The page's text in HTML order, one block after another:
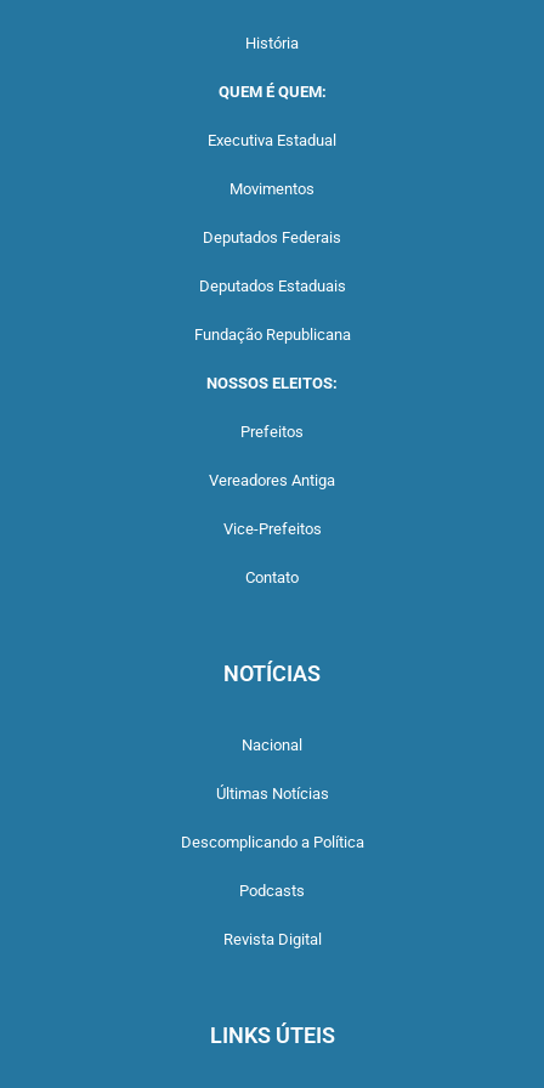
História
QUEM É QUEM:
Executiva Estadual
Movimentos
Deputados Federais
Deputados Estaduais
Fundação Republicana
NOSSOS ELEITOS:
Prefeitos
Vereadores Antiga
Vice-Prefeitos
Contato
NOTÍCIAS
Nacional
Últimas Notícias
Descomplicando a Política
Podcasts
Revista Digital
LINKS ÚTEIS